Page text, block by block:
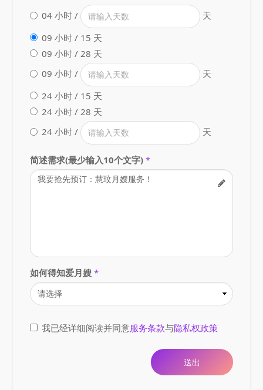
04 小时 /
天
09 小时 / 15 天
09 小时 / 28 天
09 小时 /
天
24 小时 / 15 天
24 小时 / 28 天
24 小时 /
天
简述需求(最少输入10个文字) *
如何得知爱月嫂 *
我已经详细阅读并同意服务条款与隐私权政策